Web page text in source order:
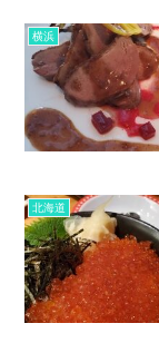
横浜
北海道